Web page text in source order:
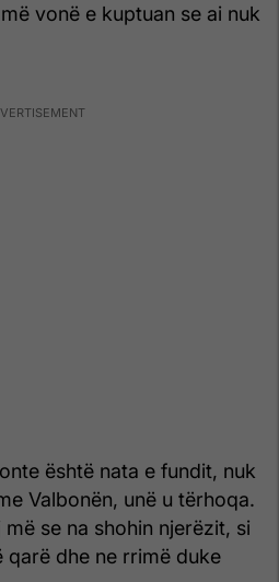
vonë e kuptuan se ai nuk
është nata e fundit, nuk
Valbonën, unë u tërhoqa.
se na shohin njerëzit, si
qarë dhe ne rrimë duke